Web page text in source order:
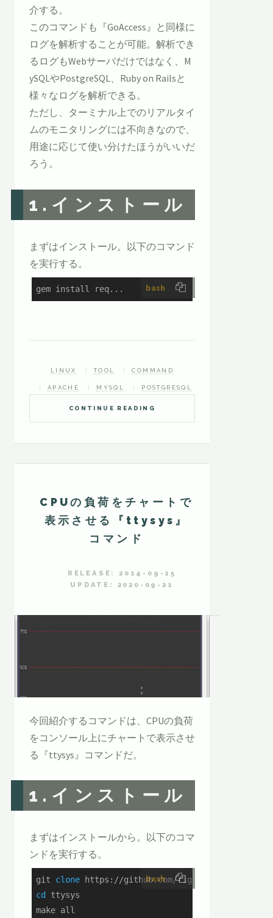
介する。
このコマンドも『GoAccess』と同様に
ログを解析することが可能。解析でき
るログもWebサーバだけではなく、M
ySQLやPostgreSQL、Ruby on Railsと
様々なログを解析できる。
ただし、ターミナル上でのリアルタイ
ムのモニタリングには不向きなので、
用途に応じて使い分けたほうがいいだ
ろう。
1.インストール
まずはインストール。以下のコマンド
を実行する。
bash
gem install req...
CONTINUE READING
LINUX TOOL COMMAND
APACHE MYSQL POSTGRESQL
CPUの負荷をチャートで
表示させる『ttysys』
コマンド
RELEASE: 2014-09-15
UPDATE: 2020-09-21
今回紹介するコマンドは、CPUの負荷
をコンソール上にチャートで表示させ
る『ttysys』コマンドだ。
1.インストール
まずはインストールから。以下のコマ
ンドを実行する。
bash
git clone
cd
ttysys
make all